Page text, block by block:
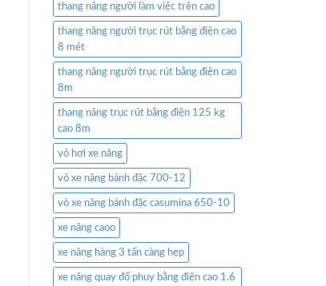
thang nâng người làm việc trên cao
thang nâng người trục rút bằng điện cao
8 mét
thang nâng người trục rút bằng điện cao
8m
thang nâng trục rút bằng điện 125 kg
cao 8m
vỏ hơi xe nâng
vỏ xe nâng bánh đặc 700-12
vỏ xe nâng bánh đặc casumina 650-10
xe nâng caoo
xe nâng hàng 3 tấn càng hẹp
xe nâng quay đổ phuy bằng điện cao 1.6